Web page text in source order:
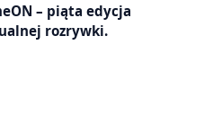
– piąta edycja
rozrywki.